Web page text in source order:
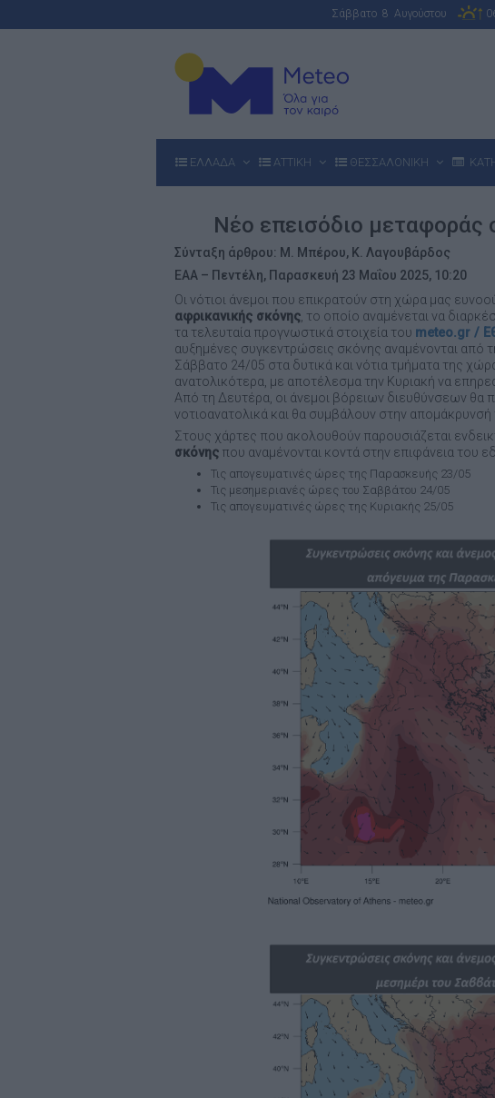
Σάββατο 8 Αυγούστου
ΕΛΛΑΔΑ ΑΤΤΙΚΗ ΘΕΣΣΑΛΟΝΙΚΗ
Νέο επεισόδιο μεταφοράς
Σύνταξη άρθρου: Μ. Μπέρου, Κ. Λαγουβάρδος
ΕΑΑ – Πεντέλη, Παρασκευή 23 Μαΐου 2025, 10:20
Οι νότιοι άνεμοι που επικρατούν στη χώρα μας
αφρικανικής σκόνης , το οποίο αναμένεται να
τα τελευταία προγνωστικά στοιχεία του meteo.gr /
αυξημένες συγκεντρώσεις σκόνης αναμένονται
Σάββατο 24/05 στα δυτικά και νότια τμήματα της
ανατολικότερα, με αποτέλεσμα την Κυριακή να
Από τη Δευτέρα, οι άνεμοι βόρειων διευθύνσεων θα
νοτιοανατολικά και θα συμβάλουν στην απομάκρυνσή
Στους χάρτες που ακολουθούν παρουσιάζεται
σκόνης που αναμένονται κοντά στην επιφάνεια του
Τις απογευματινές ώρες της Παρασκευής 23/05
Τις μεσημεριανές ώρες του Σαββάτου 24/05
Τις απογευματινές ώρες της Κυριακής 25/05